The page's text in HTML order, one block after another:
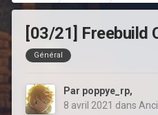
[03/21] Freebuild
Général
Par poppye_rp,
8 avril 2021 dans